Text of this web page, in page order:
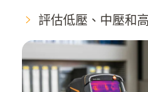
評估低壓、中壓和